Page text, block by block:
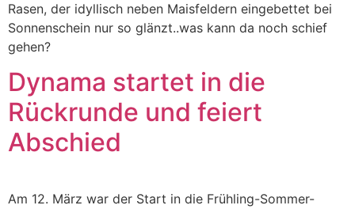
Rasen, der idyllisch neben Maisfeldern eingebettet bei
Sonnenschein nur so glänzt..was kann da noch schief
gehen?
Dynama startet in die
Rückrunde und feiert
Abschied
Am 12. März war der Start in die Frühling-Sommer-